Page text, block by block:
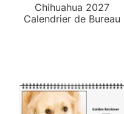
Chihuahua 2027
Calendrier de Bureau